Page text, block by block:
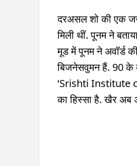
दरअसल शो की एक
मिली थीं. पूनम ने
मूड में पूनम ने अवॉर्ड
बिजनेसवुमन हैं. 90 के
‘Srishti Institute
का हिस्सा है. खैर अब